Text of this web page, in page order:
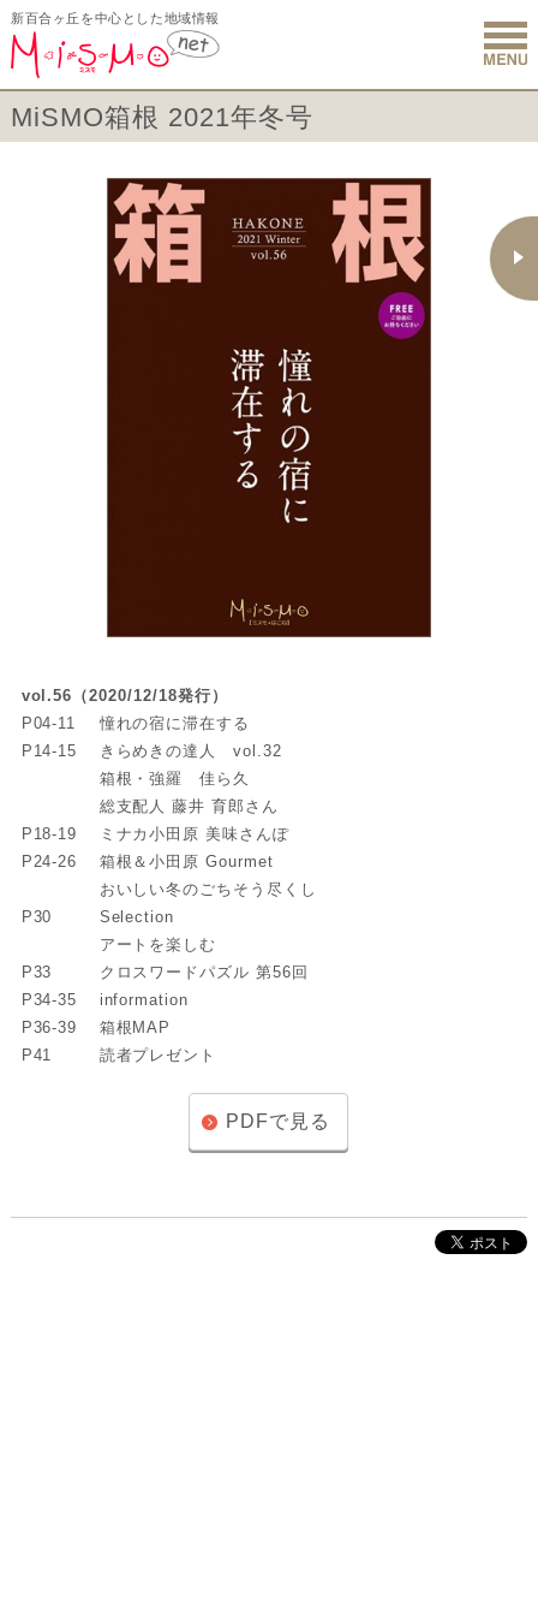
新百合ヶ丘を中心とした地域情報
新百合ヶ
MiSMO箱根 2021年冬号
vol.56（2020/12/18発行）
P04-11
憧れの宿に滞在する
P14-15
きらめきの達人 vol.32
箱根・強羅 佳ら久
総支配人 藤井 育郎さん
P18-19
ミナカ小田原 美味さんぽ
P24-26
箱根＆小田原 Gourmet
おいしい冬のごちそう尽くし
P30
Selection
アートを楽しむ
P33
クロスワードパズル 第56回
P34-35
information
P36-39
箱根MAP
P41
読者プレゼント
PDFで見る